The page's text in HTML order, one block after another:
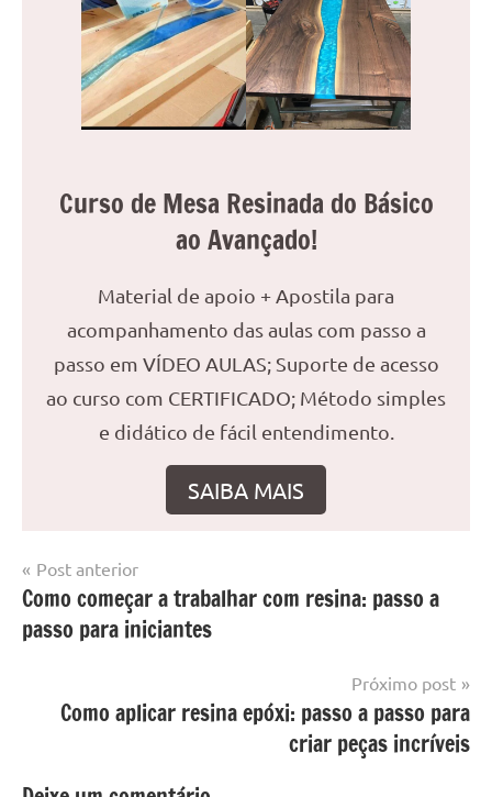
Curso de Mesa Resinada do Básico
ao Avançado!
Material de apoio + Apostila para
acompanhamento das aulas com passo a
passo em VÍDEO AULAS; Suporte de acesso
ao curso com CERTIFICADO; Método simples
e didático de fácil entendimento.
SAIBA MAIS
Marcado
com
mesa
epoxi
Mesa
resinada
Navegação
de
Post
Post anterior
Como começar a trabalhar com resina: passo a
passo para iniciantes
Próximo post
Como aplicar resina epóxi: passo a passo para
criar peças incríveis